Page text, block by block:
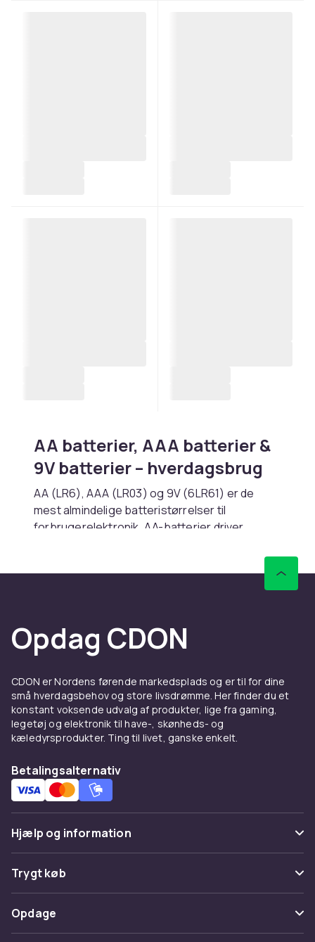
AA batterier, AAA batterier &
9V batterier – hverdagsbrug
AA (LR6), AAA (LR03) og 9V (6LR61) er de
mest almindelige batteristørrelser til
forbrugerelektronik. AA-batterier driver
mus. AAA-batterier bruges i fjernbetjeninger
og smarthome-sensorer. 9V-batterier sidder i
Fordele og brugsanvisning til
9V batterier
Hos CDON finder du AA batterier, AAA
batterier & 9V batterier fra ledende
Vores brede sortiment dækker alle prisklasser,
fra indstegningsmodeller til avancerede
professionelle løsninger. Alle produkter er
kvalitets- og sikkerhedsstandarder.
batterier hos CDON, får du adgang til
produktbeskrivelser med detaljerede
specifikationer, kundeanmeldelser og nem
Opdag CDON
CDON er Nordens førende markedsplads og er til for dine
små hverdagsbehov og store livsdrømme. Her finder du et
konstant voksende udvalg af produkter, lige fra gaming,
legetøj og elektronik til have-, skønheds- og
kæledyrsprodukter. Ting til livet, ganske enkelt.
Betalingsalternativ
Hjælp og information
Ofte stillede spørgsmål
Spor pakke
Fortryd & returner her
Trygt køb
Betaling
Levering
Opdage